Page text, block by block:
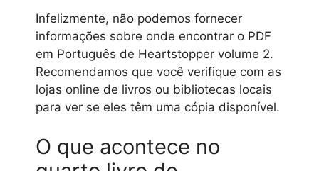
Infelizmente, não podemos fornecer
informações sobre onde encontrar o PDF
em Português de Heartstopper volume 2.
Recomendamos que você verifique com as
lojas online de livros ou bibliotecas locais
para ver se eles têm uma cópia disponível.
O que acontece no